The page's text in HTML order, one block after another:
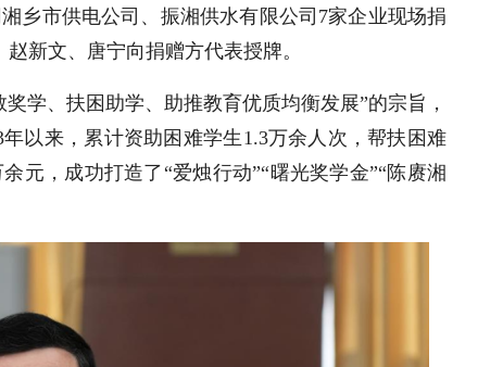
乡市供电公司、振湘供水有限公司7家企业现场捐
新文、唐宁向捐赠方代表授牌。
学、扶困助学、助推教育优质均衡发展”的宗旨，
以来，累计资助困难学生1.3万余人次，帮扶困难
元，成功打造了“爱烛行动”“曙光奖学金”“陈赓湘